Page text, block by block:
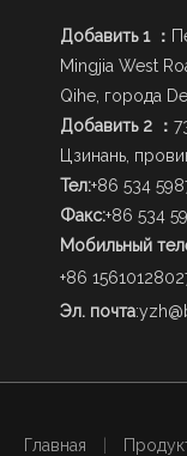
Добавить 1 ：
Mingjia West
Qihe, города
Добавить 2 ：
Цзинань,
Тел:+86 534
Факс:+86 534
Мобильный
+86
Эл. почта:
Главная